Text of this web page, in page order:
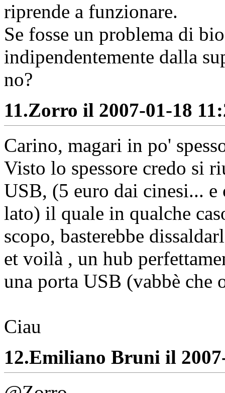
riprende a funzionare.
Se fosse un problema di
indipendentemente dalla
no?
11.Zorro il 2007-01-18
Carino, magari in po'
Visto lo spessore credo si
USB, (5 euro dai cinesi... e
lato) il quale in qualche
scopo, basterebbe
et voilà , un hub
una porta USB (vabbè che
Ciau
12.Emiliano Bruni il